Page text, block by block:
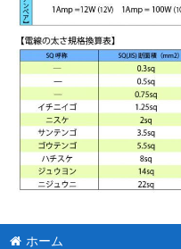
ホーム